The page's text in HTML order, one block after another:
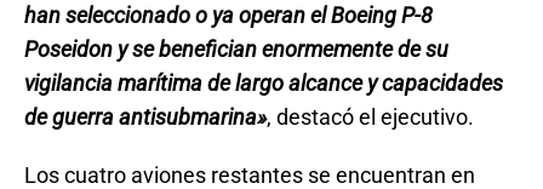
han seleccionado o ya operan el Boeing P-8
Poseidon y se benefician enormemente de su
vigilancia marítima de largo alcance y capacidades
de guerra antisubmarina», destacó el ejecutivo.
Los cuatro aviones restantes se encuentran en